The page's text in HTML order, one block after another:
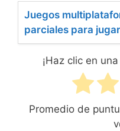
Juegos
parciales para jugar
¡Haz clic en
Promedio de